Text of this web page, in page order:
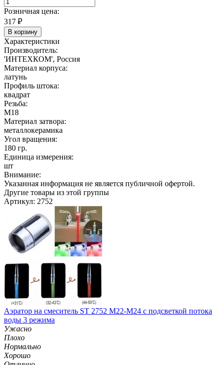
Розничная цена:
317 ₽
В корзину
Характеристики
Производитель:
'ИНТЕХКОМ', Россия
Материал корпуса:
латунь
Профиль штока:
квадрат
Резьба:
М18
Материал затвора:
металлокерамика
Угол вращения:
180 гр.
Единица измерения:
шт
Внимание:
Указанная информация не является публичной офертой.
Другие товары из этой группы
Артикул: 2752
Аэратор на смеситель ST 2752 M22-M24 с подсветкой потока
воды 3 режима
Ужасно
Плохо
Нормально
Хорошо